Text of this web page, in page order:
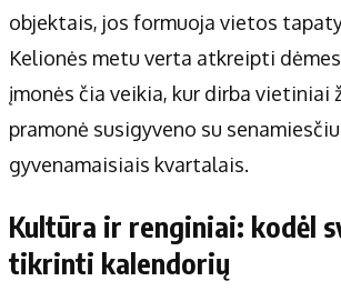
objektais, jos formuoja vietos
Kelionės metu verta atkreipti
įmonės čia veikia, kur dirba vietiniai
pramonė susigyveno su
gyvenamaisiais kvartalais.
Kultūra ir renginiai: kodėl
tikrinti kalendorių